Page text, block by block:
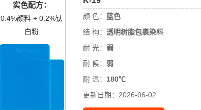
实色配方：
0.4%颜料 + 0.2%钛
白粉
颜 色： 蓝色
结 构： 透明树脂包裹染料
耐 光： 弱
耐 候： 弱
耐 温： 180℃
更新日期： 2026-06-02